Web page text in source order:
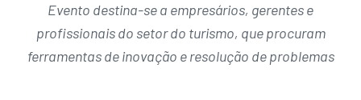
Evento destina-se a empresários, gerentes e
profissionais do setor do turismo, que procuram
ferramentas de inovação e resolução de problemas